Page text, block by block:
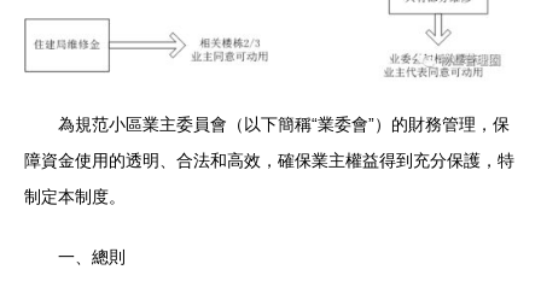
為規范小區業主委員會（以下簡稱“業委會”）的財務管理，保
障資金使用的透明、合法和高效，確保業主權益得到充分保護，特
制定本制度。
一、總則